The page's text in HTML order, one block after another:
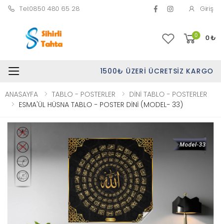
Tel:0850 480 65 28 Giriş
0 0₺
Toggle mobile menu1500₺ ÜZERI ÜCRETSIZ KARGO
ANASAYFA TABLO - POSTERLER
DİNİ TABLO - POSTERLER
ESMA'ÜL HÜSNA TABLO - POSTER DİNİ (MODEL- 33)